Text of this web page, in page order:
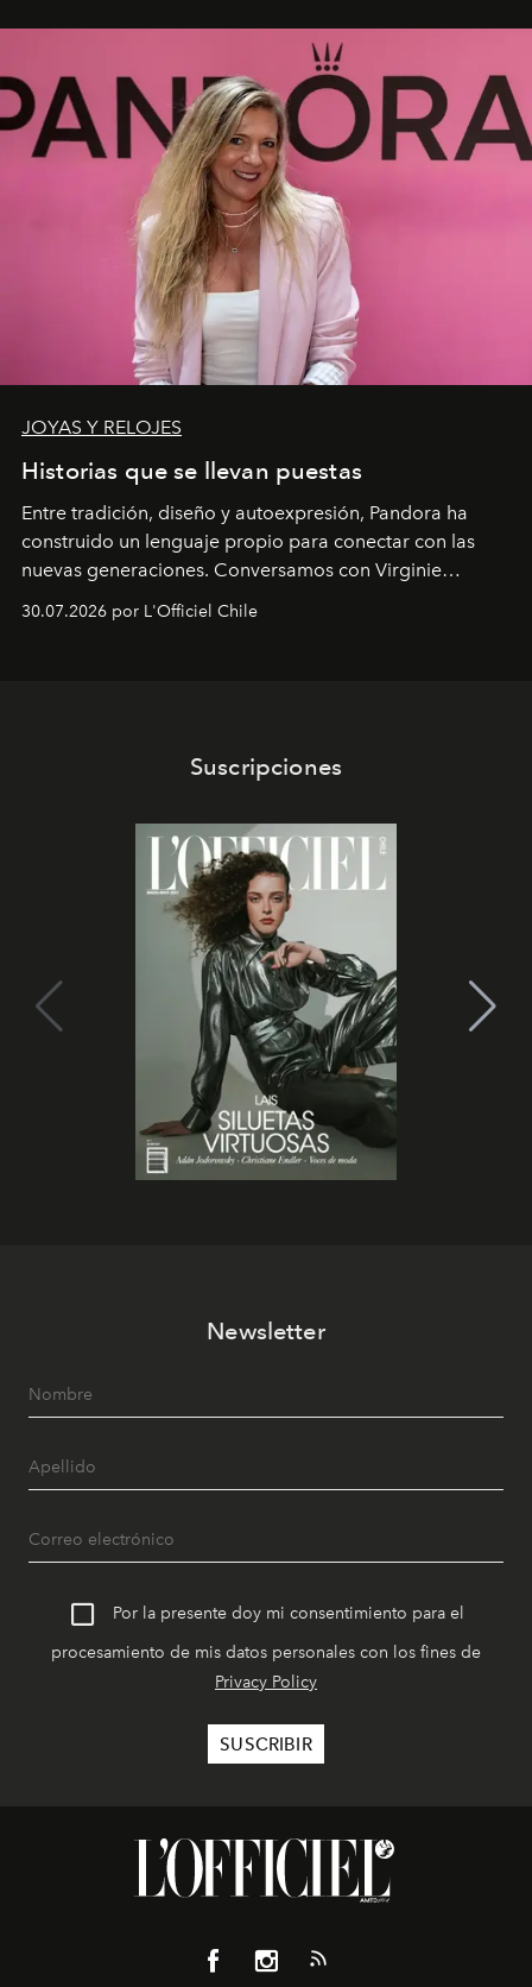
JOYAS Y RELOJES
Historias que se llevan puestas
Entre tradición, diseño y autoexpresión, Pandora ha
construido un lenguaje propio para conectar con las
nuevas generaciones. Conversamos con Virginie
Dubray, la responsable de marketing para
Latinoamérica, sobre identidad, cultura y el valor
30.07.2026 por L'Officiel Chile
Suscripciones
Newsletter
Por la presente doy mi consentimiento para el
procesamiento de mis datos personales con los fines de
Privacy Policy